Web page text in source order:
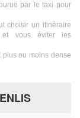
par le taxi pour
choisir un itinéraire
et vous éviter les
plus ou moins dense